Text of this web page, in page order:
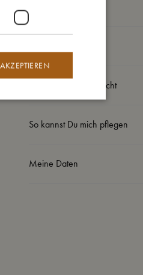
Daraus bin ich gemacht
So kannst Du mich pflegen
Meine Daten